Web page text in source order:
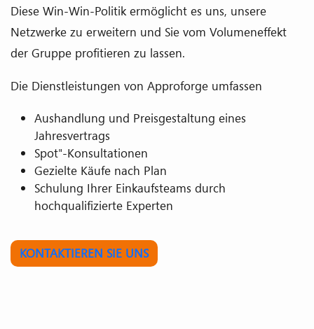
Diese Win-Win-Politik ermöglicht es uns, unsere
Netzwerke zu erweitern und Sie vom Volumeneffekt
der Gruppe profitieren zu lassen.
Die Dienstleistungen von Approforge umfassen
Aushandlung und Preisgestaltung eines
Jahresvertrags
Spot"-Konsultationen
Gezielte Käufe nach Plan
Schulung Ihrer Einkaufsteams durch
hochqualifizierte Experten
KONTAKTIEREN SIE UNS